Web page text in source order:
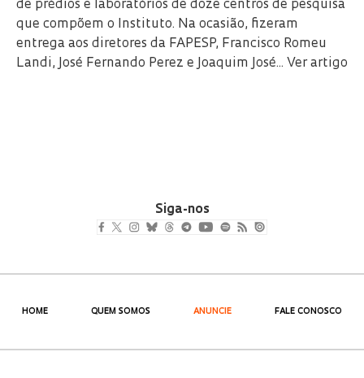
de prédios e laboratórios de doze centros de pesquisa
que compõem o Instituto. Na ocasião, fizeram
entrega aos diretores da FAPESP, Francisco Romeu
Landi, José Fernando Perez e Joaquim José... Ver artigo
Siga-nos
HOME QUEM SOMOS ANUNCIE FALE CONOSCO